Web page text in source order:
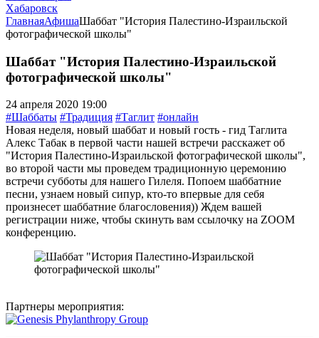
Хабаровск
ГлавнаяАфишаШаббат "История Палестино-Израильской
фотографической школы"
Шаббат "История Палестино-Израильской
фотографической школы"
24 апреля 2020 19:00
#Шаббаты #Традиция #Таглит #онлайн
Новая неделя, новый шаббат и новый гость - гид Таглита
Алекс Табак в первой части нашей встречи расскажет об
"История Палестино-Израильской фотографической школы",
во второй части мы проведем традиционную церемонию
встречи субботы для нашего Гилеля. Попоем шаббатние
песни, узнаем новый сипур, кто-то впервые для себя
произнесет шаббатние благословения)) Ждем вашей
регистрации ниже, чтобы скинуть вам ссылочку на ZOOM
конференцию.
Партнеры мероприятия: